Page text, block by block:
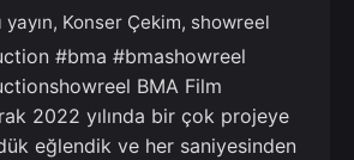
yayın Konser Çekim showreel
#bma #bmashowreel
BMA Film
2022 yılında bir çok projeye
eğlendik ve her saniyesinden